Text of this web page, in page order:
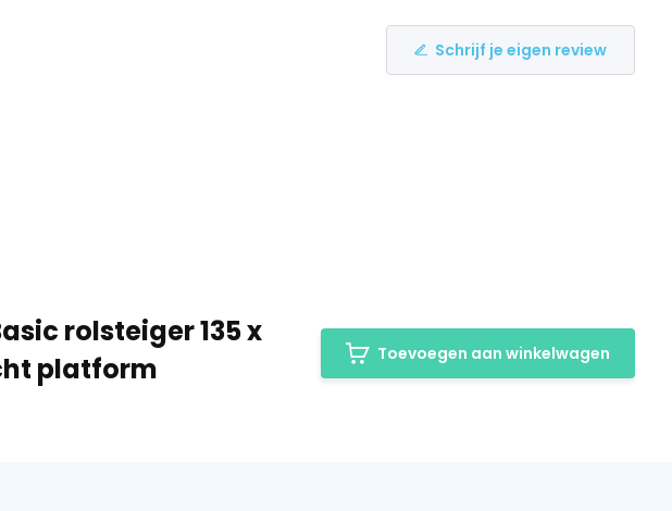
Schrijf je eigen review
rolsteiger 135 x
platform
Toevoegen aan winkelwagen